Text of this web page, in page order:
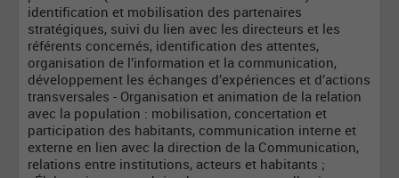
identification et mobilisation des partenaires
stratégiques, suivi du lien avec les directeurs et les
référents concernés, identification des attentes,
organisation de l’information et la communication,
développement les échanges d’expériences et d’actions
transversales - Organisation et animation de la relation
avec la population : mobilisation, concertation et
participation des habitants, communication interne et
externe en lien avec la direction de la Communication,
relations entre institutions, acteurs et habitants ;